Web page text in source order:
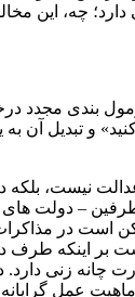
چه، این
بندی مجدد
تبدیل آن به
نیست، بلکه
– دولت
است در
بر اینکه
چانه ‌زنی
عمل